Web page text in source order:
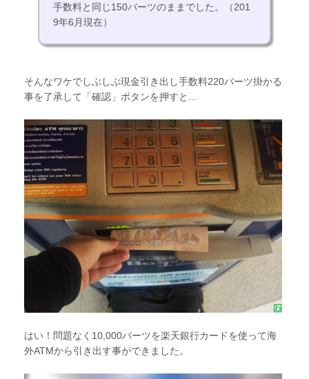
手数料と同じ150バーツのままでした。（201
9年6月現在）
そんなワケでしぶしぶ現金引き出し手数料220バーツ掛かる
事を了承して「確認」ボタンを押すと...
はい！問題なく10,000バーツを楽天銀行カードを使って海
外ATMから引き出す事ができました。